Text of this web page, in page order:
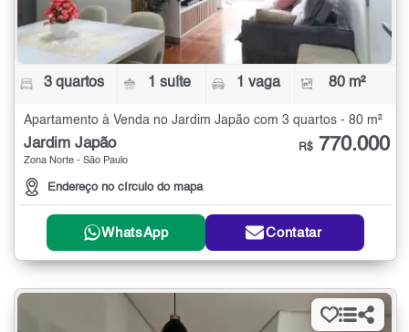
3 quartos 1 suíte 1 vaga 80 m²
Apartamento à Venda no Jardim Japão com 3 quartos - 80 m²
Jardim Japão
Zona Norte - São Paulo
Endereço no círculo do mapa
R$ 770.000
WhatsApp Contatar